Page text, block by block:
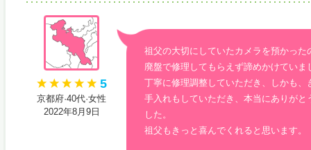
5
京都府·40代·女性
2022年8月9日
祖父の大切にしていたカメラを預かった
廃盤で修理してもらえず諦めかけていま
丁寧に修理調整していただき、しかも、
手入れもしていただき、本当にありがと
した。
祖父もきっと喜んでくれると思います。